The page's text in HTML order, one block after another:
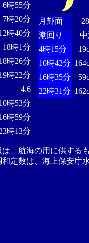
6時55分
7時20分
12時40分
18時1分
18時26分
19時22分
4.6
10時53分
16時59分
23時13分
月輝面
潮回り
中
4時15分
10時42分
16時35分
22時31分
は、航海の用に供する
和定数は、海上保安庁